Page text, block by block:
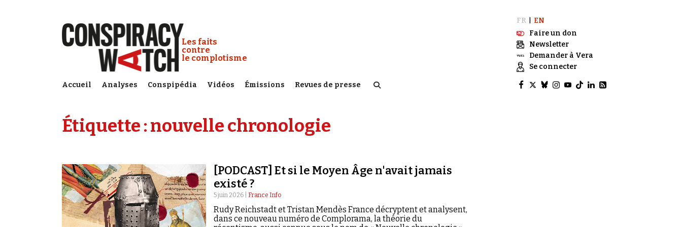
Conspiracy Watch :
Les faits
contre
le complotisme
Accueil Analyses Conspipédia Vidéos Émissions Revues de presse
FR
EN
Faire un don
Newsletter
Demander à Vera
Se connecter
Étiquette :nouvelle chronologie
[PODCAST] Et si le Moyen Âge n'avait jamais
existé ?
5 juin 2026 | France Info
Rudy Reichstadt et Tristan Mendès France décryptent et analysent,
dans ce nouveau numéro de Complorama, la théorie du